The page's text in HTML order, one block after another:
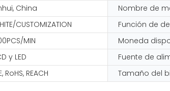
China Nombre de
CUSTOMIZATION Función de
MIN Moneda
y LED Fuente de
RoHS, REACH Tamaño del